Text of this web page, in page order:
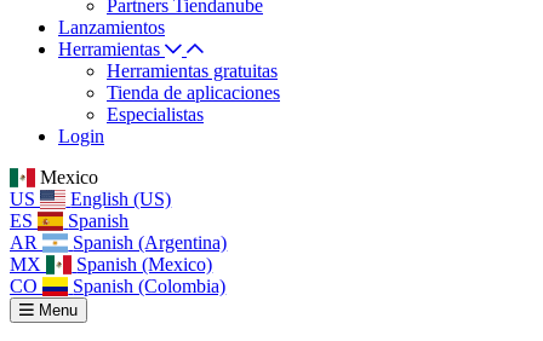
Partners Tiendanube
Lanzamientos
Herramientas
Herramientas gratuitas
Tienda de aplicaciones
Especialistas
Login
Mexico
US
English (US)
ES
Spanish
AR
Spanish (Argentina)
MX
Spanish (Mexico)
CO
Spanish (Colombia)
Menu